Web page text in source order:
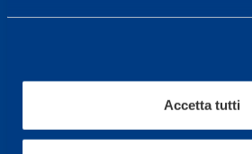
Accetta tutti
Test di valutazione